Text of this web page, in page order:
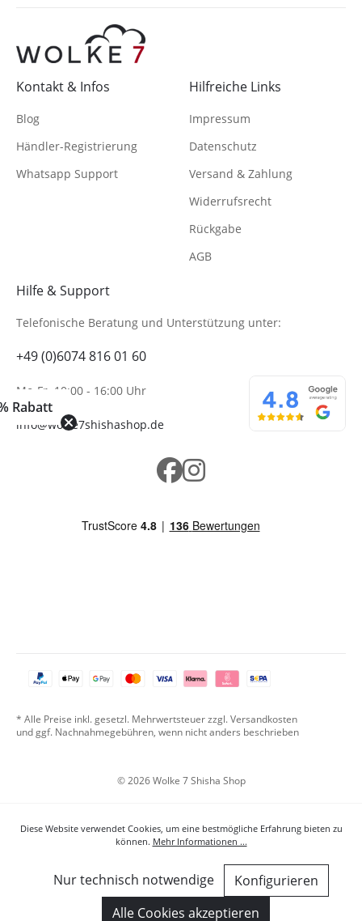
Rabatt
Hilfe & Support
Telefonische Beratung und Unterstützung unter:
+49 (0)6074 816 01 60
Mo-Fr. 10:00 - 16:00 Uhr
info@wolke7shishashop.de
Kontakt & Infos
Blog
Händler-Registrierung
Whatsapp Support
Hilfreiche Links
Impressum
Datenschutz
Versand & Zahlung
Widerrufsrecht
Rückgabe
AGB
© 2026 Wolke 7 Shisha Shop
* Alle Preise inkl. gesetzl. Mehrwertsteuer zzgl. Versandkosten
und ggf. Nachnahmegebühren, wenn nicht anders beschrieben
Diese Website verwendet Cookies, um eine bestmögliche Erfahrung bieten zu
können. Mehr Informationen ...
Nur technisch notwendige
Konfigurieren
Alle Cookies akzeptieren